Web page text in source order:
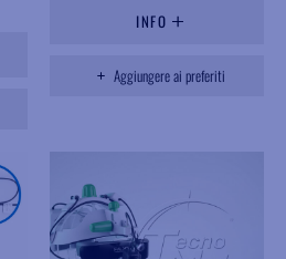
INFO
Aggiungere ai preferiti